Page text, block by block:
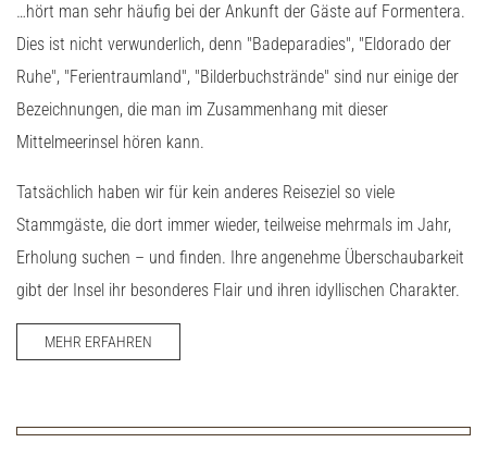
…hört man sehr häufig bei der Ankunft der Gäste auf Formentera.
Dies ist nicht verwunderlich, denn "Badeparadies", "Eldorado der
Ruhe", "Ferientraumland", "Bilderbuchstrände" sind nur einige der
Bezeichnungen, die man im Zusammenhang mit dieser
Mittelmeerinsel hören kann.
Tatsächlich haben wir für kein anderes Reiseziel so viele
Stammgäste, die dort immer wieder, teilweise mehrmals im Jahr,
Erholung suchen – und finden. Ihre angenehme Überschaubarkeit
gibt der Insel ihr besonderes Flair und ihren idyllischen Charakter.
MEHR ERFAHREN